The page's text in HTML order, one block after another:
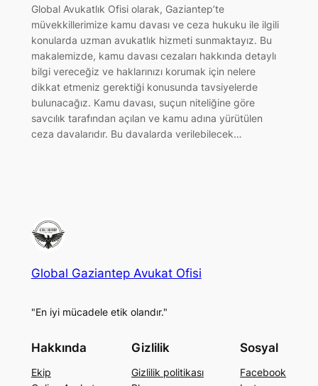
Global Avukatlık Ofisi olarak, Gaziantep’te
müvekkillerimize kamu davası ve ceza hukuku ile ilgili
konularda uzman avukatlık hizmeti sunmaktayız. Bu
makalemizde, kamu davası cezaları hakkında detaylı
bilgi vereceğiz ve haklarınızı korumak için nelere
dikkat etmeniz gerektiği konusunda tavsiyelerde
bulunacağız. Kamu davası, suçun niteliğine göre
savcılık tarafından açılan ve kamu adına yürütülen
ceza davalarıdır. Bu davalarda verilebilecek…
Global Gaziantep Avukat Ofisi
"En iyi mücadele etik olandır."
Hakkında
Ekip
Gizlilik
Gizlilik politikası
Sosyal
Facebook